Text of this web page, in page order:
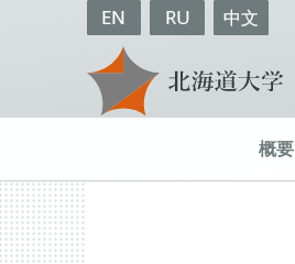
EN RU 中文
概要